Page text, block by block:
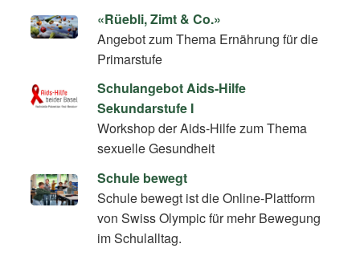
«Rüebli, Zimt & Co.»
Angebot zum Thema Ernährung für die
Primarstufe
Schulangebot Aids-Hilfe
Sekundarstufe I
Workshop der Aids-Hilfe zum Thema
sexuelle Gesundheit
Schule bewegt
Schule bewegt ist die Online-Plattform
von Swiss Olympic für mehr Bewegung
im Schulalltag.